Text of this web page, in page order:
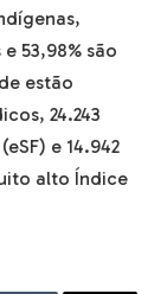
53,98% são
estão
24.243
e 14.942
alto Índice